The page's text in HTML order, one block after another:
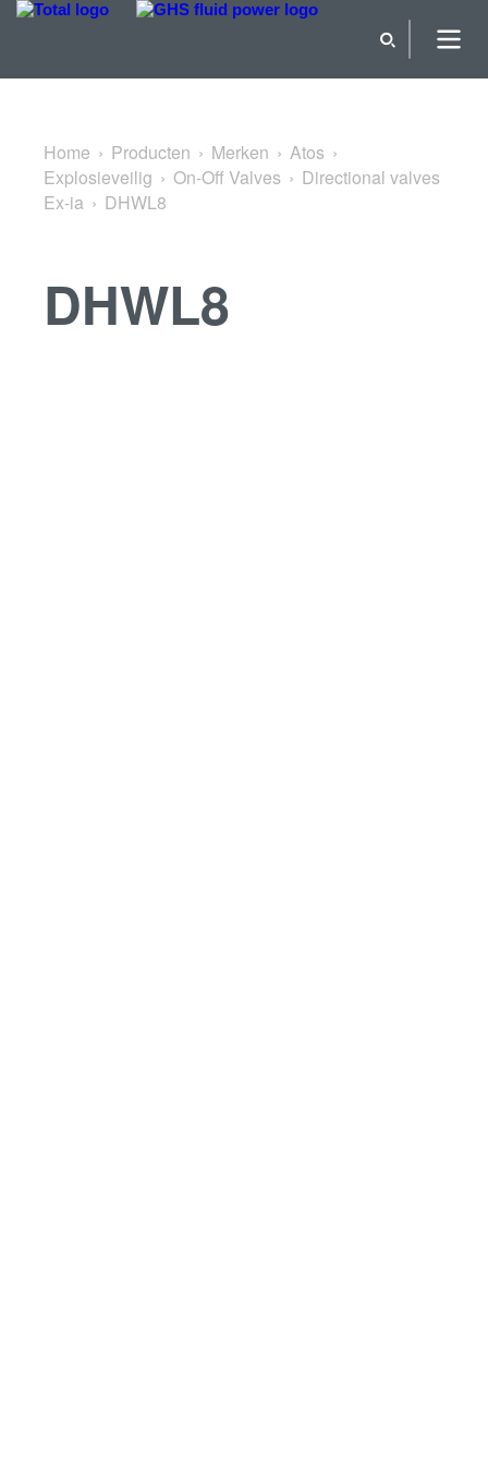
Terug naar Directional valves Ex-ia
Home Producten Merken
Atos
Explosieveilig
On-Off Valves
Directional valves
Ex-ia
DHWL8
DHWL8